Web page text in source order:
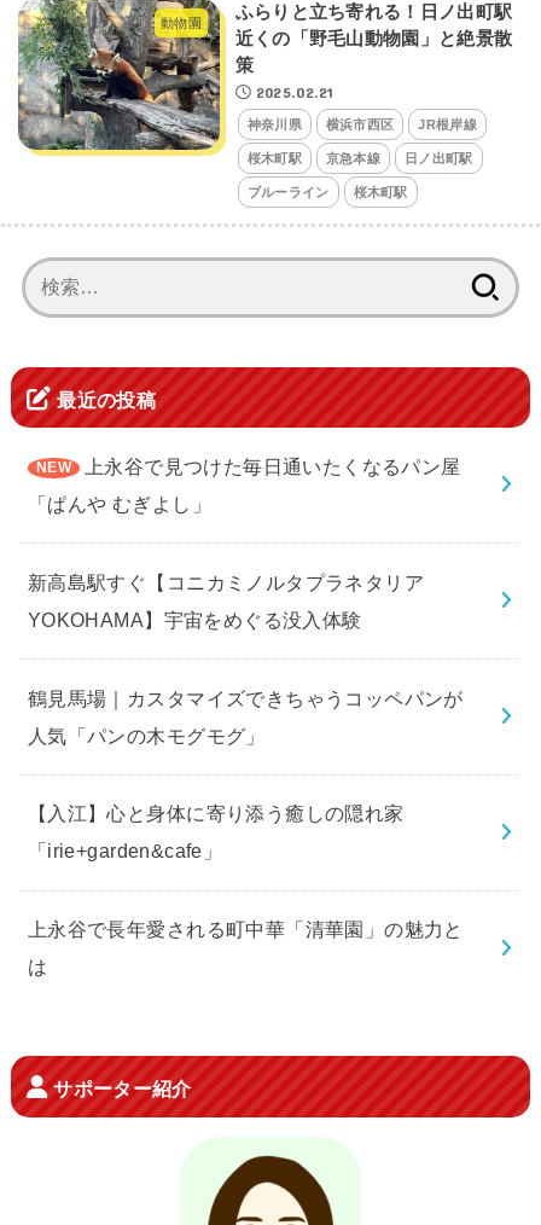
動物園
ふらりと立ち寄れる！日ノ出町駅
近くの「野毛山動物園」と絶景散
策
2025.02.21
神奈川県 横浜市西区 JR根岸線
桜木町駅 京急本線 日ノ出町駅
ブルーライン 桜木町駅
索:
最近の投稿
上永谷で見つけた毎日通いたくなるパン屋
「ぱんや むぎよし」
新高島駅すぐ【コニカミノルタプラネタリア
YOKOHAMA】宇宙をめぐる没入体験
鶴見馬場｜カスタマイズできちゃうコッペパンが
人気「パンの木モグモグ」
【入江】心と身体に寄り添う癒しの隠れ家
「irie+garden&cafe」
上永谷で長年愛される町中華「清華園」の魅力と
は
サポーター紹介